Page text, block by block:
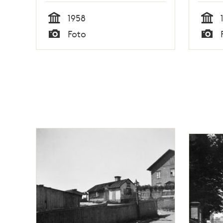
Tid
1958
Typ
Foto Tid
Typ